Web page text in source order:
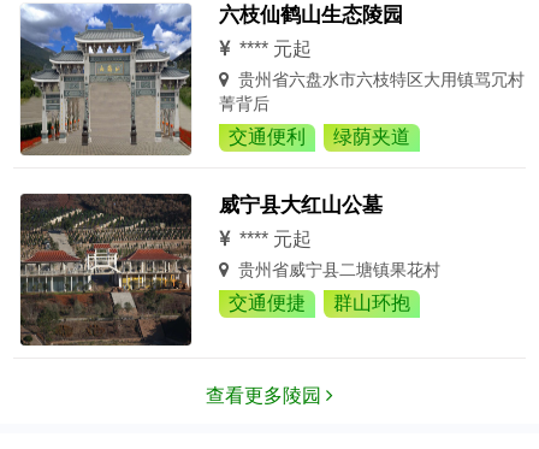
六枝仙鹤山生态陵园
**** 元起
贵州省六盘水市六枝特区大用镇骂冗村
菁背后
交通便利 绿荫夹道
威宁县大红山公墓
**** 元起
贵州省威宁县二塘镇果花村
交通便捷 群山环抱
查看更多陵园